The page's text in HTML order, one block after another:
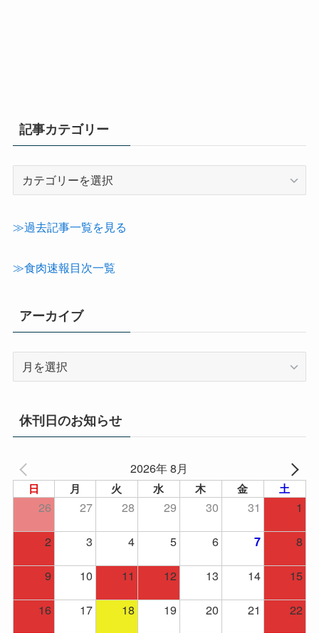
記事カテゴリー
テ
≫過去記事一覧を見る
≫食肉速報目次一覧
アーカイブ
イ
ブ
休刊日のお知らせ
2026年 8月
日 月 火 水 木 金 土
26 27 28 29 30 31
1
2
3 4 5 6 7
8
9
10 11 12 13 14
15
16
17 18 19 20 21
22